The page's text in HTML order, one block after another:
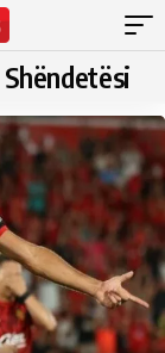
Shëndetësi